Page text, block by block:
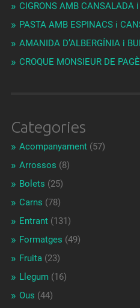
CIGRONS AMB CANSALADA
PASTA AMB ESPINACS i
AMANIDA D’ALBERGÍNIA i
CROQUE MONSIEUR DE
Categories
Acompanyament(57)
Arrossos (8)
Bolets (25)
Carns (78)
Entrant(131)
Formatges (49)
Fruita(23)
Llegum (16)
Ous (44)